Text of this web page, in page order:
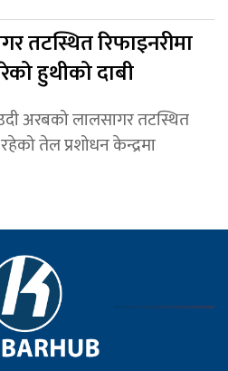
तटस्थित रिफाइनरीमा
हुथीको दाबी
अरबको लालसागर तटस्थित
तेल प्रशोधन केन्द्रमा